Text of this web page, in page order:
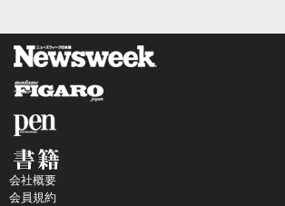
会社概要
会員規約